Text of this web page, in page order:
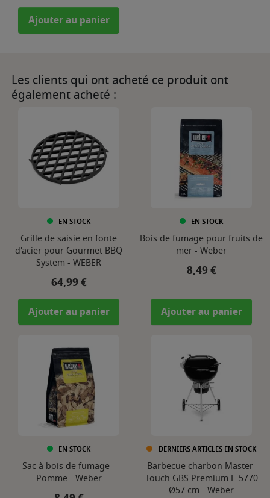
Ajouter au panier
Les clients qui ont acheté ce produit ont
également acheté :
EN STOCK
Grille de saisie en fonte
d'acier pour Gourmet BBQ
System - WEBER
Prix
64,99 €
Ajouter au panier
EN STOCK
Bois de fumage pour fruits de
mer - Weber
Prix
8,49 €
Ajouter au panier
EN STOCK
Sac à bois de fumage -
Pomme - Weber
DERNIERS ARTICLES EN STOCK
Barbecue charbon Master-
Touch GBS Premium E-5770
Ø57 cm - Weber